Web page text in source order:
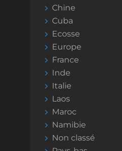
Chine
Cuba
Ecosse
Europe
France
Inde
Italie
Laos
Maroc
Namibie
Non classé